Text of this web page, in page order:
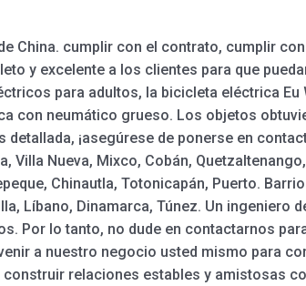
China. cumplir con el contrato, cumplir
y excelente a los clientes para que
para adultos, la bicicleta eléctrica Eu
con neumático grueso. Los objetos
¡asegúrese de ponerse en
Nueva, Mixco, Cobán,
Chinautla, Totonicapán, Puerto.
Líbano, Dinamarca, Túnez. Un ingeniero
Por lo tanto, no dude en contactarnos
a nuestro negocio usted mismo para
relaciones estables y amistosas